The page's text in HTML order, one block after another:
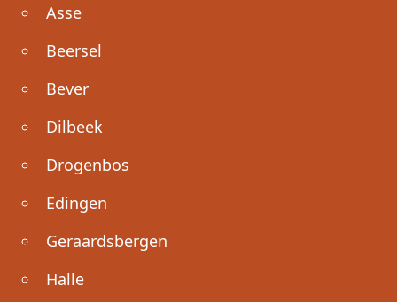
Asse
Beersel
Bever
Dilbeek
Drogenbos
Edingen
Geraardsbergen
Halle